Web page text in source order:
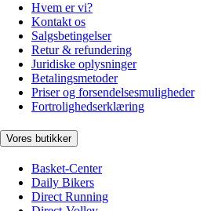
Hvem er vi?
Kontakt os
Salgsbetingelser
Retur & refundering
Juridiske oplysninger
Betalingsmetoder
Priser og forsendelsesmuligheder
Fortrolighedserklæring
Vores butikker
Basket-Center
Daily Bikers
Direct Running